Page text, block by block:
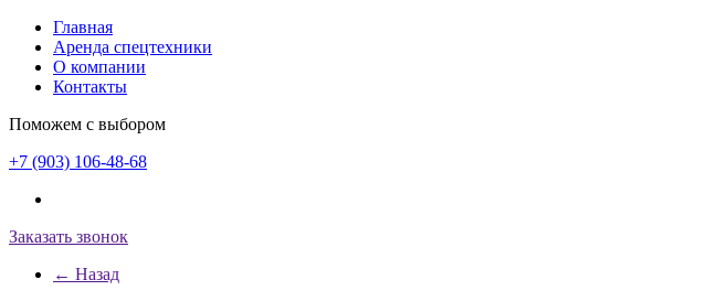
Главная
Аренда спецтехники
О компании
Контакты
Поможем с выбором
+7 (903) 106-48-68
Заказать звонок
← Назад